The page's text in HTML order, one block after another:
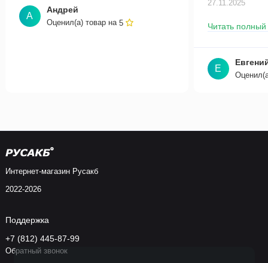
А
Андрей
Оценил(а) товар на5
27.11.2025
Читать полный
Е
Интернет-магазин Русакб
2022-2026
Поддержка
+7 (812) 445-87-99
Обратный звонок